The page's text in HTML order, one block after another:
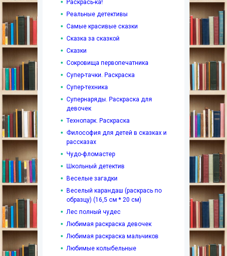
Раскрась-ка!
Реальные детективы
Самые красивые сказки
Сказка за сказкой
Сказки
Сокровища первопечатника
Супер-тачки. Раскраска
Супер-техника
Супернаряды. Раскраска для
девочек
Технопарк. Раскраска
Философия для детей в сказках и
рассказах
Чудо-фломастер
Школьный детектив
Веселые загадки
Веселый карандаш (раскрась по
образцу) (16,5 см * 20 см)
Лес полный чудес
Любимая раскраска девочек
Любимая раскраска мальчиков
Любимые колыбельные